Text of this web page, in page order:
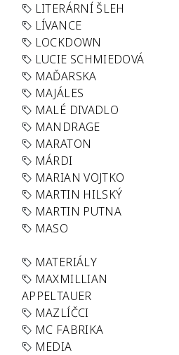
LITERÁRNÍ ŠLEH
LÍVANCE
LOCKDOWN
LUCIE SCHMIEDOVÁ
MAĎARSKA
MAJÁLES
MALÉ DIVADLO
MANDRAGE
MARATON
MÁRDI
MARIAN VOJTKO
MARTIN HILSKÝ
MARTIN PUTNA
MASO
MATERIÁLY
MAXMILLIAN
APPELTAUER
MAZLÍČCI
MC FABRIKA
MEDIA